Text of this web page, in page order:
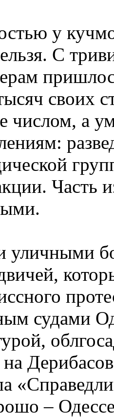
у
С
своих
числом, а
Часть
уличными
судами
–